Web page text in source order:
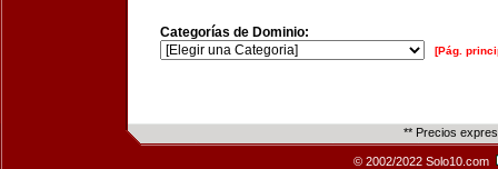
Categorías de Dominio:
[Pág.
** Precios
© 2002/2022 Solo10.com